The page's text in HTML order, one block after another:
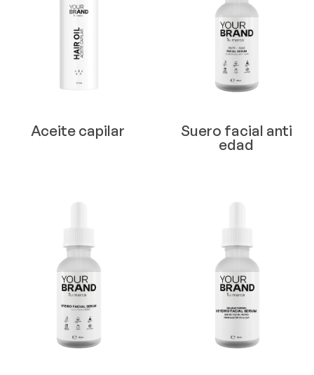
Aceite capilar Suero facial anti
edad